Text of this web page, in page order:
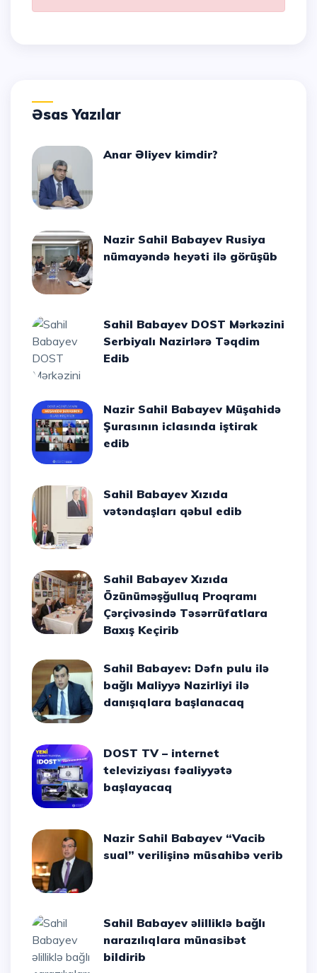
Əsas Yazılar
Anar Əliyev kimdir?
Nazir Sahil Babayev Rusiya
nümayəndə heyəti ilə görüşüb
Sahil Babayev DOST Mərkəzini
Serbiyalı Nazirlərə Təqdim
Edib
Nazir Sahil Babayev Müşahidə
Şurasının iclasında iştirak
edib
Sahil Babayev Xızıda
vətəndaşları qəbul edib
Sahil Babayev Xızıda
Özünüməşğulluq Proqramı
Çərçivəsində Təsərrüfatlara
Baxış Keçirib
Sahil Babayev: Dəfn pulu ilə
bağlı Maliyyə Nazirliyi ilə
danışıqlara başlanacaq
DOST TV – internet
televiziyası fəaliyyətə
başlayacaq
Nazir Sahil Babayev “Vacib
sual” verilişinə müsahibə verib
Sahil Babayev əlilliklə bağlı
narazılıqlara münasibət
bildirib